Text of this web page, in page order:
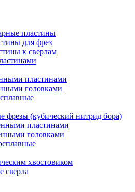
пластины
для фрез
к сверлам
пластинами
головками
фрезы (кубический нитрид бора)
пластинами
головками
хвостовиком
сверла